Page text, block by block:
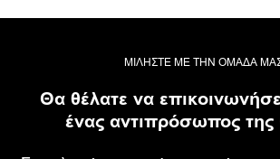
ΜΙΛΗΣΤΕ ΜΕ ΤΗΝ ΟΜΑΔΑ
Θα θέλατε να
ένας αντιπρόσωπος της